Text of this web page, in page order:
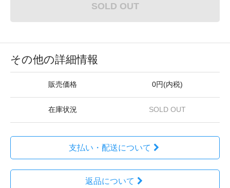
SOLD OUT
その他の詳細情報
販売価格 0円(内税)
在庫状況 SOLD OUT
支払い・配送について
返品について